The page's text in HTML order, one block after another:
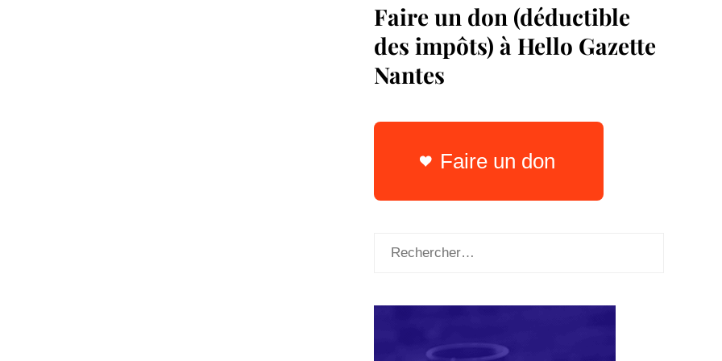
Faire un don (déductible
des impôts) à Hello Gazette
Nantes
Faire un don